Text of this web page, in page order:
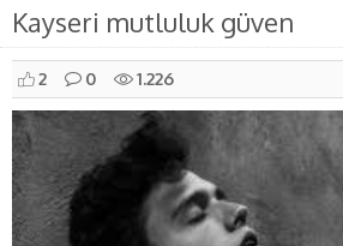
Kayseri mutluluk güven
2 0 1.226